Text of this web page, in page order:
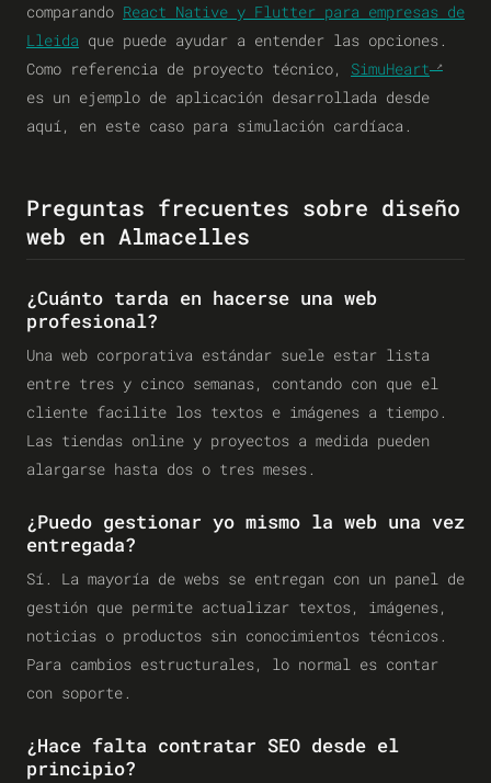
comparando React Native y Flutter para empresas de
Lleida que puede ayudar a entender las opciones.
Como referencia de proyecto técnico, SimuHeart
es un ejemplo de aplicación desarrollada desde
aquí, en este caso para simulación cardíaca.
Preguntas frecuentes sobre diseño
web en Almacelles
¿Cuánto tarda en hacerse una web
profesional?
Una web corporativa estándar suele estar lista
entre tres y cinco semanas, contando con que el
cliente facilite los textos e imágenes a tiempo.
Las tiendas online y proyectos a medida pueden
alargarse hasta dos o tres meses.
¿Puedo gestionar yo mismo la web una vez
entregada?
Sí. La mayoría de webs se entregan con un panel de
gestión que permite actualizar textos, imágenes,
noticias o productos sin conocimientos técnicos.
Para cambios estructurales, lo normal es contar
con soporte.
¿Hace falta contratar SEO desde el
principio?